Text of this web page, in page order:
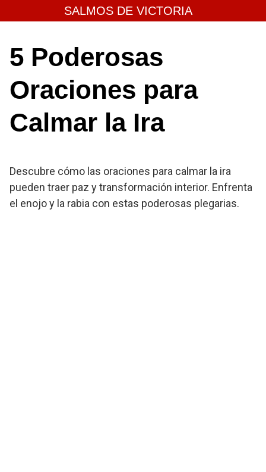
to
SALMOS DE VICTORIA
5 Poderosas
Oraciones para
Calmar la Ira
Descubre cómo las oraciones para calmar la ira
pueden traer paz y transformación interior. Enfrenta
el enojo y la rabia con estas poderosas plegarias.